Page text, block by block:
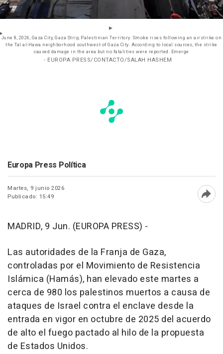
June 8, 2026, Gaza City, Gaza Strip, Palestinian Territory: Smoke rises following an airstrike on
the Tal al-Hawa neighborhood southwest of Gaza City. According to local sources, the strike
caused damage in the area but no fatalities were reported. Emerge
- EUROPA PRESS/CONTACTO/SALAH HASHEM
Europa Press Política
Martes, 9 junio 2026
Publicado: 15:49
MADRID, 9 Jun. (EUROPA PRESS) -
Las autoridades de la Franja de Gaza,
controladas por el Movimiento de Resistencia
Islámica (Hamás), han elevado este martes a
cerca de 980 los palestinos muertos a causa de
ataques de Israel contra el enclave desde la
entrada en vigor en octubre de 2025 del acuerdo
de alto el fuego pactado al hilo de la propuesta
de Estados Unidos.